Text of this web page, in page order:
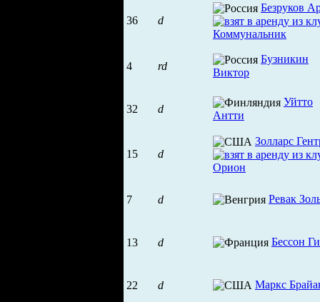
36 d
Безруков
4 rd
Бузникин
Виктор
32 d
Уйтто
Антти
15 d
Золларс
7 d Ревак
13 d Бессон
22 d Маркс